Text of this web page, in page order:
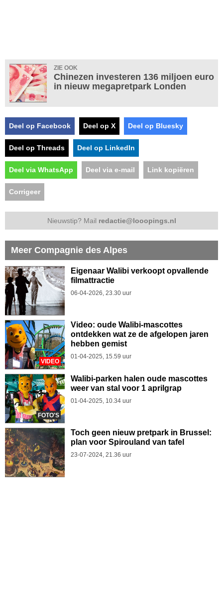
ZIE OOK
Chinezen investeren 136 miljoen euro
in nieuw megapretpark Londen
Deel op Facebook Deel op X Deel op Bluesky
Deel op Threads Deel op LinkedIn
Deel via WhatsApp Deel via e-mail Link kopiëren
Corrigeer
Nieuwstip? Mail redactie@looopings.nl
Meer Compagnie des Alpes
Eigenaar Walibi verkoopt opvallende
filmattractie
06-04-2026, 23.30 uur
VIDEO
Video: oude Walibi-mascottes
ontdekken wat ze de afgelopen jaren
hebben gemist
01-04-2025, 15.59 uur
FOTO'S
Walibi-parken halen oude mascottes
weer van stal voor 1 aprilgrap
01-04-2025, 10.34 uur
Toch geen nieuw pretpark in Brussel:
plan voor Spirouland van tafel
23-07-2024, 21.36 uur